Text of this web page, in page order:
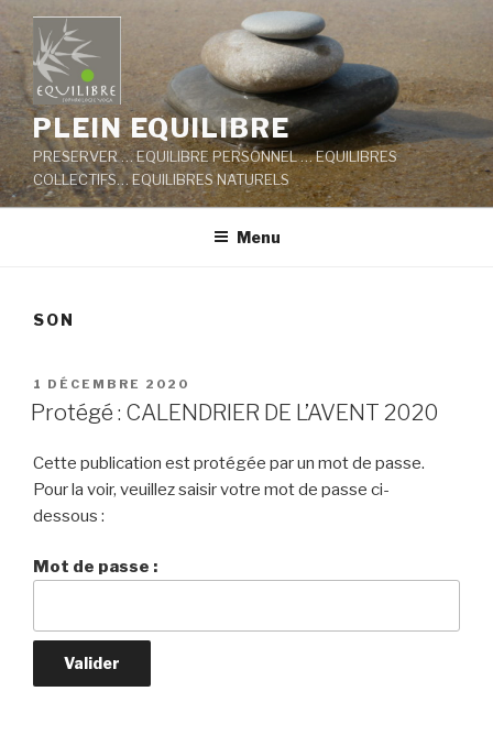
Aller
au
contenu
principal
PLEIN EQUILIBRE
PRESERVER … EQUILIBRE PERSONNEL … EQUILIBRES
COLLECTIFS… EQUILIBRES NATURELS
Menu
SON
PUBLIÉ
LE
1 DÉCEMBRE 2020
Protégé : CALENDRIER DE L’AVENT 2020
Cette publication est protégée par un mot de passe.
Pour la voir, veuillez saisir votre mot de passe ci-
dessous :
Mot de passe :